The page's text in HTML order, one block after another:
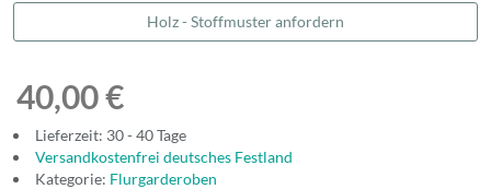
Holz - Stoffmuster anfordern
40,00 €
Lieferzeit: 30 - 40 Tage
Versandkostenfrei deutsches Festland
Kategorie: Flurgarderoben